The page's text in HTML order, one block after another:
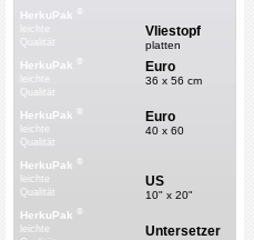
HerkuPak
leichte
Qualität
Vliestopf
platten
HerkuPak ®
leichte
Qualität
Euro
36 x 56 cm
HerkuPak ®
leichte
Qualität
Euro
40 x 60
HerkuPak ®
leichte
Qualität
US
10" x 20"
HerkuPak ®
leichte
Untersetzer